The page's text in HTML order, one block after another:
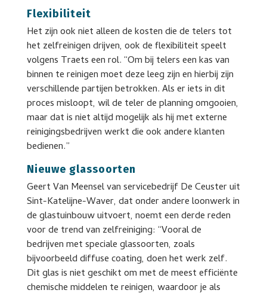
Flexibiliteit
Het zijn ook niet alleen de kosten die de telers tot
het zelfreinigen drijven, ook de flexibiliteit speelt
volgens Traets een rol. “Om bij telers een kas van
binnen te reinigen moet deze leeg zijn en hierbij zijn
verschillende partijen betrokken. Als er iets in dit
proces misloopt, wil de teler de planning omgooien,
maar dat is niet altijd mogelijk als hij met externe
reinigingsbedrijven werkt die ook andere klanten
bedienen.”
Nieuwe glassoorten
Geert Van Meensel van servicebedrijf De Ceuster uit
Sint-Katelijne-Waver, dat onder andere loonwerk in
de glastuinbouw uitvoert, noemt een derde reden
voor de trend van zelfreiniging: “Vooral de
bedrijven met speciale glassoorten, zoals
bijvoorbeeld diffuse coating, doen het werk zelf.
Dit glas is niet geschikt om met de meest efficiënte
chemische middelen te reinigen, waardoor je als